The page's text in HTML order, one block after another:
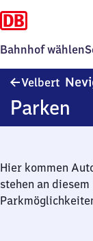
Bahnhof wählen
Velbert
Parken
Hier kommen
stehen an